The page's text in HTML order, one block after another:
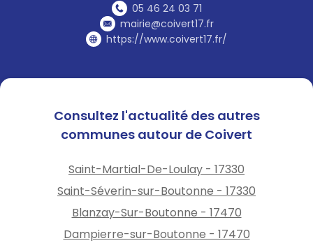
05 46 24 03 71
mairie@coivert17.fr
https://www.coivert17.fr/
Consultez l'actualité des autres
communes autour de Coivert
Saint-Martial-De-Loulay - 17330
Saint-Séverin-sur-Boutonne - 17330
Blanzay-Sur-Boutonne - 17470
Dampierre-sur-Boutonne - 17470